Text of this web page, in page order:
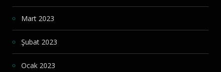
Mart 2023
Şubat 2023
Ocak 2023